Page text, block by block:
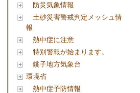
防災気象情報
土砂災害警戒判定メッシュ情
報
熱中症に注意
特別警報が始まります。
銚子地方気象台
環境省
熱中症予防情報